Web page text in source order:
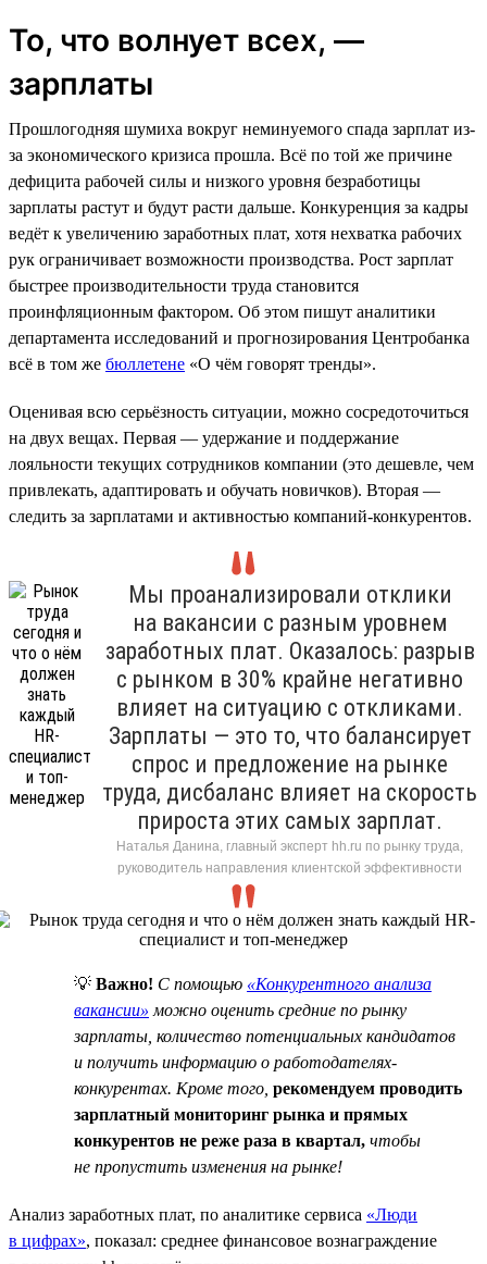
То, что волнует всех, —
зарплаты
Прошлогодняя шумиха вокруг неминуемого спада зарплат из-
за экономического кризиса прошла. Всё по той же причине
дефицита рабочей силы и низкого уровня безработицы
зарплаты растут и будут расти дальше. Конкуренция за кадры
ведёт к увеличению заработных плат, хотя нехватка рабочих
рук ограничивает возможности производства. Рост зарплат
быстрее производительности труда становится
проинфляционным фактором. Об этом пишут аналитики
департамента исследований и прогнозирования Центробанка
всё в том же бюллетене «О чём говорят тренды».
Оценивая всю серьёзность ситуации, можно сосредоточиться
на двух вещах. Первая — удержание и поддержание
лояльности текущих сотрудников компании (это дешевле, чем
привлекать, адаптировать и обучать новичков). Вторая —
следить за зарплатами и активностью компаний-конкурентов.
Мы проанализировали отклики
на вакансии с разным уровнем
заработных плат. Оказалось: разрыв
с рынком в 30% крайне негативно
влияет на ситуацию с откликами.
Зарплаты — это то, что балансирует
спрос и предложение на рынке
труда, дисбаланс влияет на скорость
прироста этих самых зарплат.
Наталья Данина, главный эксперт hh.ru по рынку труда,
руководитель направления клиентской эффективности
💡 Важно! C помощью «Конкурентного анализа
вакансии» можно оценить средние по рынку
зарплаты, количество потенциальных кандидатов
и получить информацию о работодателях-
конкурентах. Кроме того, рекомендуем проводить
зарплатный мониторинг рынка и прямых
конкурентов не реже раза в квартал, чтобы
не пропустить изменения на рынке!
Анализ заработных плат, по аналитике сервиса «Люди
в цифрах», показал: среднее финансовое вознаграждение